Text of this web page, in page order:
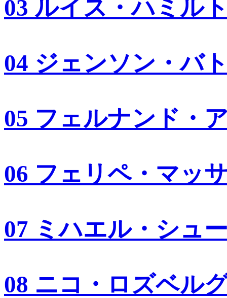
03 ルイス・ハミル
04 ジェンソン・バ
05 フェルナンド・
06 フェリペ・マッ
07 ミハエル・シュ
08 ニコ・ロズベル